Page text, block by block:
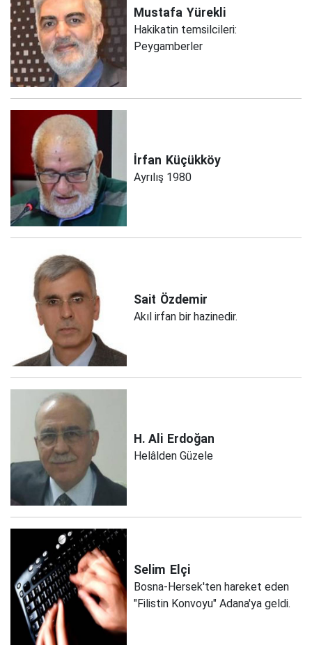
Mustafa Yürekli
Hakikatin temsilcileri:
Peygamberler
İrfan Küçükköy
Ayrılış 1980
Sait Özdemir
Akıl irfan bir hazinedir.
H. Ali Erdoğan
Helâlden Güzele
Selim Elçi
Bosna-Hersek'ten hareket eden
"Filistin Konvoyu" Adana'ya geldi.